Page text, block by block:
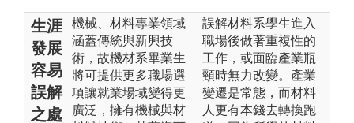
生涯
發展
容易
誤解
之處
機械、材料專業領域
涵蓋傳統與新興技
術，故機材系畢業生
將可提供更多職場選
項讓就業場域變得更
廣泛，擁有機械與材
誤解材料系學生進入
職場後做著重複性的
工作，或面臨產業瓶
頸時無力改變。產業
變遷是常態，而材料
人更有本錢去轉換跑